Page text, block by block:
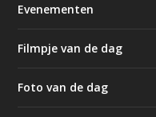
Evenementen
Filmpje van de dag
Foto van de dag